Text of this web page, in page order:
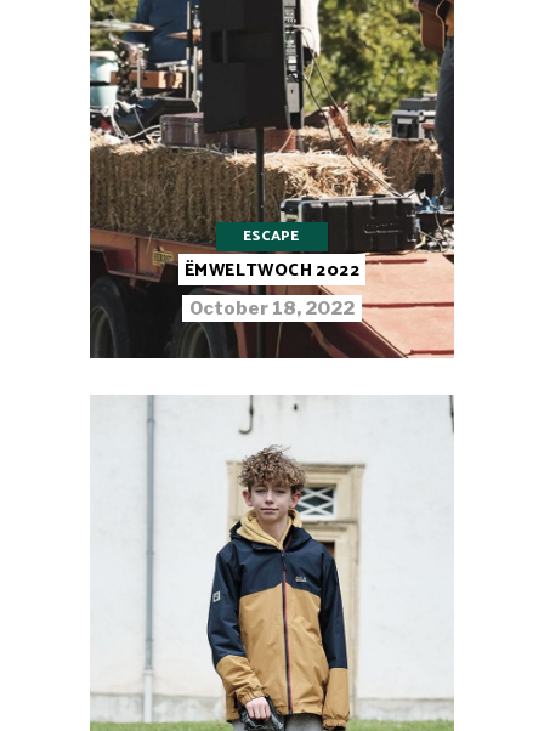
ESCAPE
ËMWELTWOCH 2022
October 18, 2022